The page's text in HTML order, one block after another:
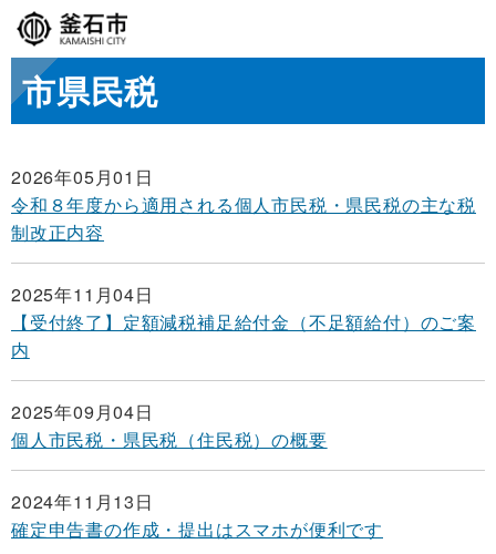
市県民税
2026年05月01日
令和８年度から適用される個人市民税・県民税の主な税
制改正内容
2025年11月04日
【受付終了】定額減税補足給付金（不足額給付）のご案
内
2025年09月04日
個人市民税・県民税（住民税）の概要
2024年11月13日
確定申告書の作成・提出はスマホが便利です